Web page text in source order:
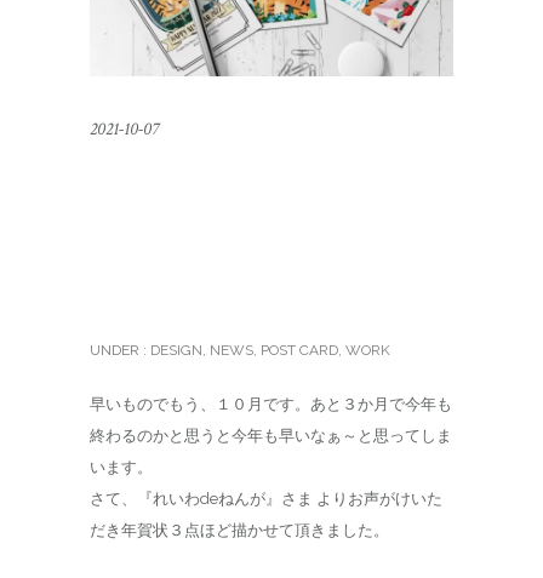
2021-10-07
UNDER : DESIGN NEWS POST CARD WORK
早いものでもう、１０月です。あと３か月で今年も
終わるのかと思うと今年も早いなぁ～と思ってしま
います。
さて、『れいわdeねんが』さま よりお声がけいた
だき年賀状３点ほど描かせて頂きました。